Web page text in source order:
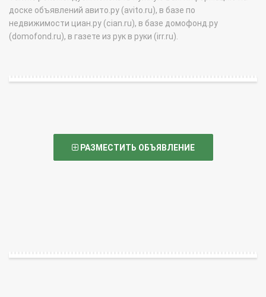
доске объявлений авито.ру (avito.ru), в базе по
недвижимости циан.ру (cian.ru), в базе домофонд.ру
(domofond.ru), в газете из рук в руки (irr.ru).
РАЗМЕСТИТЬ ОБЪЯВЛЕНИЕ